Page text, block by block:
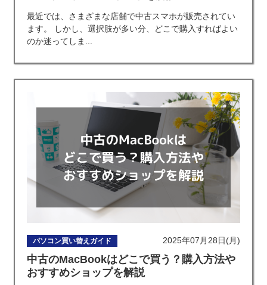
最近では、さまざまな店舗で中古スマホが販売されてい
ます。 しかし、選択肢が多い分、どこで購入すればよい
のか迷ってしま...
パソコン買い替えガイド 2025年07月28日(月)
中古のMacBookはどこで買う？購入方法や
おすすめショップを解説